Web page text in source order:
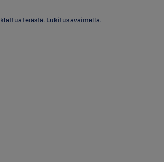
terästä. Lukitus avaimella.